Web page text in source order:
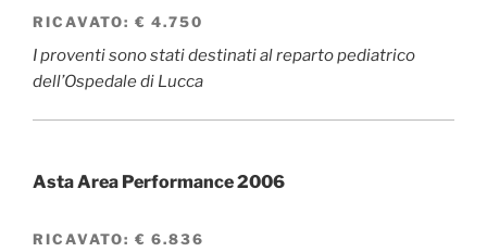
RICAVATO: € 4.750
I proventi sono stati destinati al reparto pediatrico
dell’Ospedale di Lucca
Asta Area Performance 2006
RICAVATO: € 6.836